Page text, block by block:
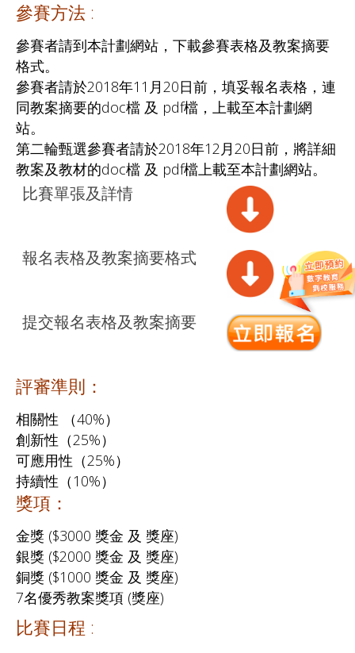
參賽方法 :
參賽者請到本計劃網站，下載參賽表格及教案摘要
格式。
參賽者請於2018年11月20日前，填妥報名表格，連
同教案摘要的doc檔 及 pdf檔，上載至本計劃網
站。
第二輪甄選參賽者請於2018年12月20日前，將詳細
教案及教材的doc檔 及 pdf檔上載至本計劃網站。
比賽單張及詳情
報名表格及教案摘要格式
提交報名表格及教案摘要
評審準則：
相關性 （40%）
創新性（25%）
可應用性（25%）
持續性（10%）
獎項：
金獎 ($3000 獎金 及 獎座)
銀獎 ($2000 獎金 及 獎座)
銅獎 ($1000 獎金 及 獎座)
7名優秀教案獎項 (獎座)
比賽日程 :